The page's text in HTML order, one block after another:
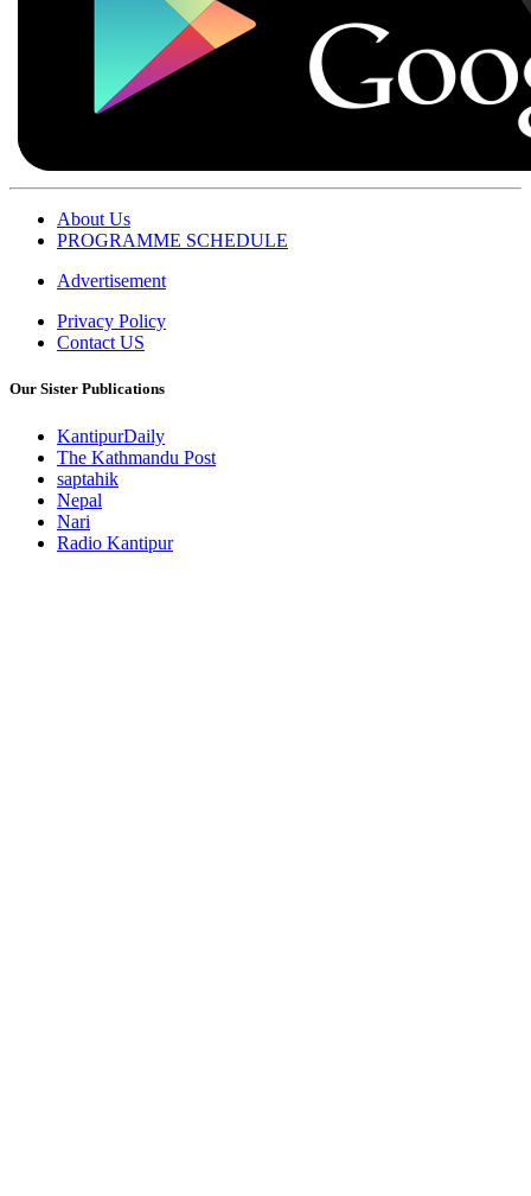
About Us
PROGRAMME SCHEDULE
Advertisement
Privacy Policy
Contact US
Our Sister Publications
KantipurDaily
The Kathmandu Post
saptahik
Nepal
Nari
Radio Kantipur